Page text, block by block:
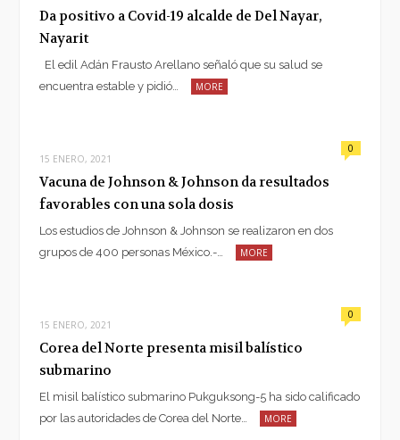
Da positivo a Covid-19 alcalde de Del Nayar,
Nayarit
El edil Adán Frausto Arellano señaló que su salud se
encuentra estable y pidió…
MORE
15 ENERO, 2021
0
Vacuna de Johnson & Johnson da resultados
favorables con una sola dosis
Los estudios de Johnson & Johnson se realizaron en dos
grupos de 400 personas México.-…
MORE
15 ENERO, 2021
0
Corea del Norte presenta misil balístico
submarino
El misil balístico submarino Pukguksong-5 ha sido calificado
por las autoridades de Corea del Norte…
MORE